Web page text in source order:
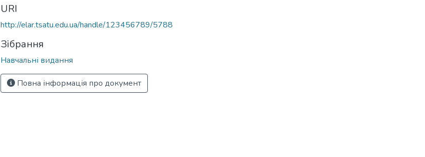
URI
http://elar.tsatu.edu.ua/handle/123456789/5788
Зібрання
Навчальні видання
Повна інформація про документ